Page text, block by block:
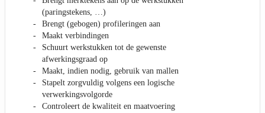
(paringstekens, …)
Brengt (gebogen) profileringen aan
Maakt verbindingen
Schuurt werkstukken tot de gewenste
afwerkingsgraad op
Maakt, indien nodig, gebruik van mallen
Stapelt zorgvuldig volgens een logische
verwerkingsvolgorde
Controleert de kwaliteit en maatvoering